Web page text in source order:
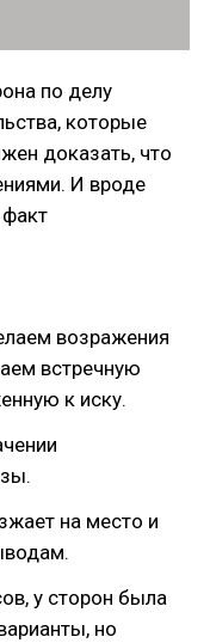
по делу
которые
доказать, что
И вроде
факт
возражения
встречную
к иску.
на место и
у сторон была
но